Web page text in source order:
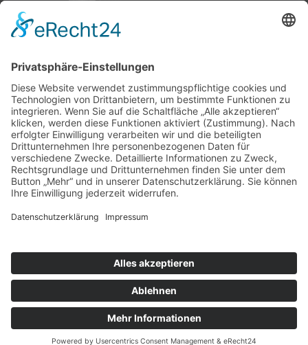
nach oben
Impressum|Datenschutz
Ihnen gefällt, was Sie lesen?
Dann teilen Sie es mit anderen!
X